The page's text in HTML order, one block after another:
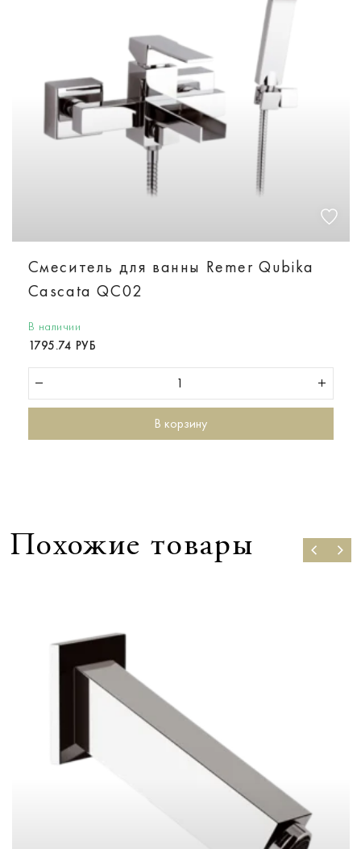
Смеситель для ванны Remer Qubika
Cascata QC02
В наличии
1795.74 РУБ
В корзину
Похожие товары